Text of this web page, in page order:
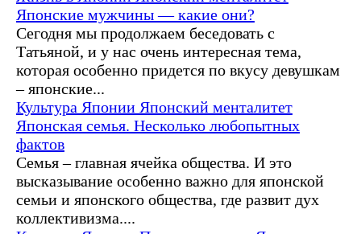
Японские мужчины — какие они?
Сегодня мы продолжаем беседовать с
Татьяной, и у нас очень интересная тема,
которая особенно придется по вкусу девушкам
– японские...
Культура Японии Японский менталитет
Японская семья. Несколько любопытных
фактов
Семья – главная ячейка общества. И это
высказывание особенно важно для японской
семьи и японского общества, где развит дух
коллективизма....